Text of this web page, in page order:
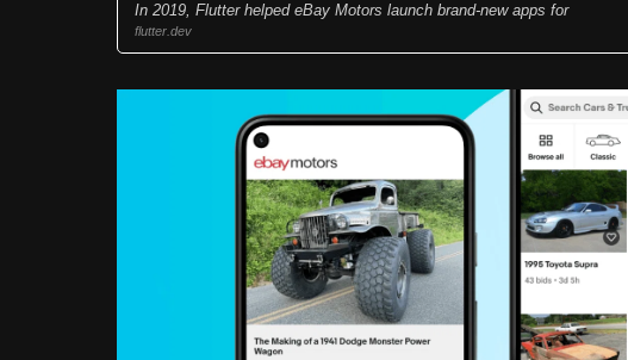
In 2019, Flutter helped eBay Motors launch brand-new apps for
flutter.dev